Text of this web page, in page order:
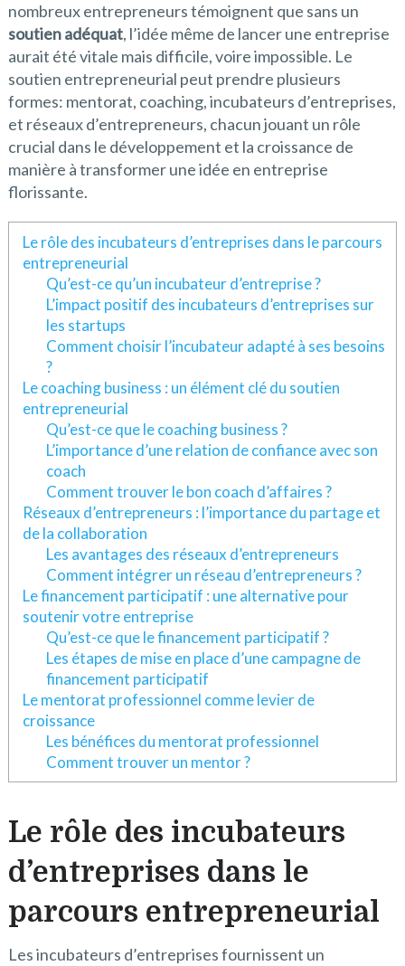
nombreux entrepreneurs témoignent que sans un
soutien adéquat, l’idée même de lancer une entreprise
aurait été vitale mais difficile, voire impossible. Le
soutien entrepreneurial peut prendre plusieurs
formes: mentorat, coaching, incubateurs d’entreprises,
et réseaux d’entrepreneurs, chacun jouant un rôle
crucial dans le développement et la croissance de
manière à transformer une idée en entreprise
florissante.
Le rôle des incubateurs d’entreprises dans le parcours
entrepreneurial
Qu’est-ce qu’un incubateur d’entreprise ?
L’impact positif des incubateurs d’entreprises sur
les startups
Comment choisir l’incubateur adapté à ses besoins
?
Le coaching business : un élément clé du soutien
entrepreneurial
Qu’est-ce que le coaching business ?
L’importance d’une relation de confiance avec son
coach
Comment trouver le bon coach d’affaires ?
Réseaux d’entrepreneurs : l’importance du partage et
de la collaboration
Les avantages des réseaux d’entrepreneurs
Comment intégrer un réseau d’entrepreneurs ?
Le financement participatif : une alternative pour
soutenir votre entreprise
Qu’est-ce que le financement participatif ?
Les étapes de mise en place d’une campagne de
financement participatif
Le mentorat professionnel comme levier de
croissance
Les bénéfices du mentorat professionnel
Comment trouver un mentor ?
Le rôle des incubateurs
d’entreprises dans le
parcours entrepreneurial
Les incubateurs d’entreprises fournissent un